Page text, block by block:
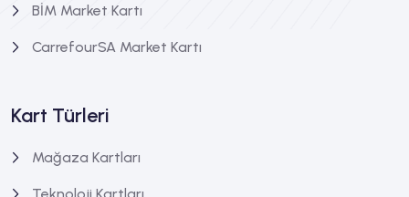
BİM Market Kartı
CarrefourSA Market Kartı
Kart Türleri
Mağaza Kartları
Boyner Hediye Kartı